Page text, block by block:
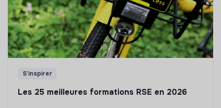
S'inspirer
Les 25 meilleures formations RSE en 2026